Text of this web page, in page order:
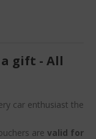
gift - All
car enthusiast the
are valid for